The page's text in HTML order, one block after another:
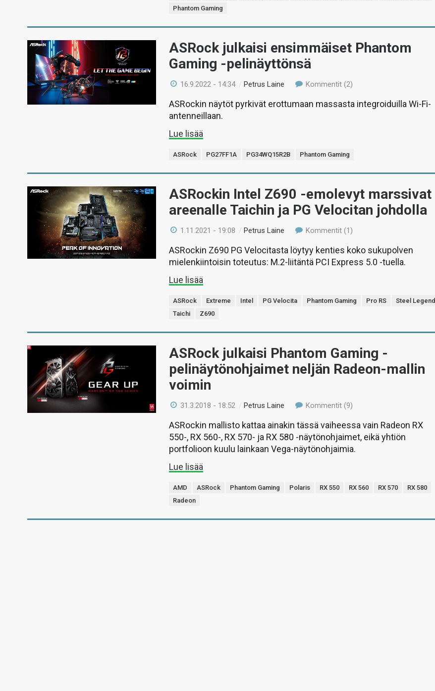
Phantom Gaming
ASRock julkaisi ensimmäiset Phantom
Gaming -pelinäyttönsä
16.9.2022 - 14:34 /Petrus Laine Kommentit (2)
ASRockin näytöt pyrkivät erottumaan massasta integroiduilla Wi-Fi-
antenneillaan.
Lue lisää
ASRock PG27FF1A PG34WQ15R2B Phantom Gaming
ASRockin Intel Z690 -emolevyt marssivat
areenalle Taichin ja PG Velocitan johdolla
1.11.2021 - 19:08 /Petrus Laine Kommentit (1)
ASRockin Z690 PG Velocitasta löytyy kenties koko sukupolven
mielenkiintoisin toteutus: M.2-liitäntä PCI Express 5.0 -tuella.
Lue lisää
ASRock Extreme Intel PG Velocita Phantom Gaming Pro RS
Steel Legend
Taichi
Z690
ASRock julkaisi Phantom Gaming -
pelinäytönohjaimet neljän Radeon-mallin
voimin
31.3.2018 - 18:52 /Petrus Laine Kommentit (9)
ASRockin mallisto kattaa ainakin tässä vaiheessa vain Radeon RX
550-, RX 560-, RX 570- ja RX 580 -näytönohjaimet, eikä yhtiön
portfolioon kuulu lainkaan Vega-näytönohjaimia.
Lue lisää
AMD ASRock Phantom Gaming Polaris RX 550 RX 560 RX 570
RX 580
Radeon